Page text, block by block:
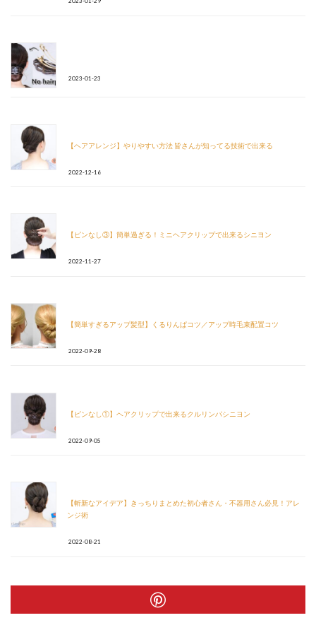
2023-01-23
【ヘアアレンジ】やりやすい方法 皆さんが知ってる技術で出来る
2022-12-16
【ピンなし③】簡単過ぎる！ミニヘアクリップで出来るシニヨン
2022-11-27
【簡単すぎるアップ髪型】くるりんぱコツ／アップ時毛束配置コツ
2022-09-28
【ピンなし①】ヘアクリップで出来るクルリンパシニヨン
2022-09-05
【斬新なアイデア】きっちりまとめた初心者さん・不器用さん必見！アレ
ンジ術
2022-08-21